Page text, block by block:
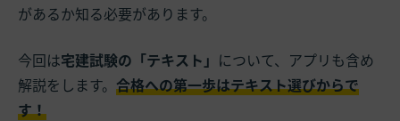
があるか知る必要があります。
今回は宅建試験の「テキスト」 について、アプリも含め
解説をします。 合格への第一歩はテキスト選びからで
す！